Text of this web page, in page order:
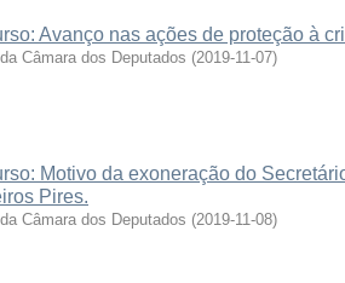
Avanço nas ações de proteção à
Câmara dos Deputados (2019-11-07)
Motivo da exoneração do
Pires.
Câmara dos Deputados (2019-11-08)